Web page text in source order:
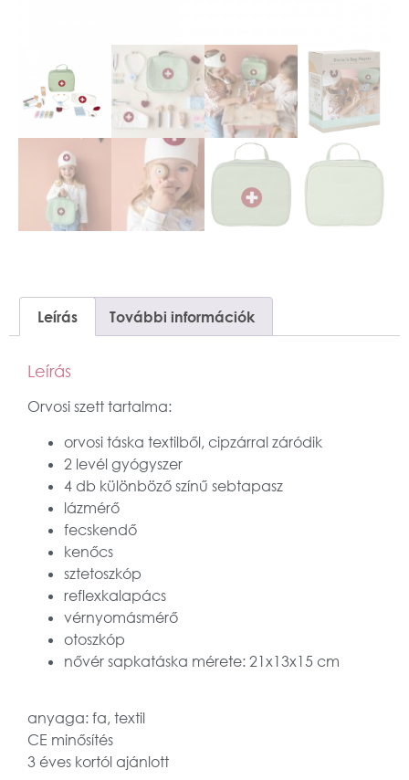
Leírás További információk
Leírás
Orvosi szett tartalma:
orvosi táska textilből, cipzárral záródik
2 levél gyógyszer
4 db különböző színű sebtapasz
lázmérő
fecskendő
kenőcs
sztetoszkóp
reflexkalapács
vérnyomásmérő
otoszkóp
nővér sapkatáska mérete: 21x13x15 cm
anyaga: fa, textil
CE minősítés
3 éves kortól ajánlott